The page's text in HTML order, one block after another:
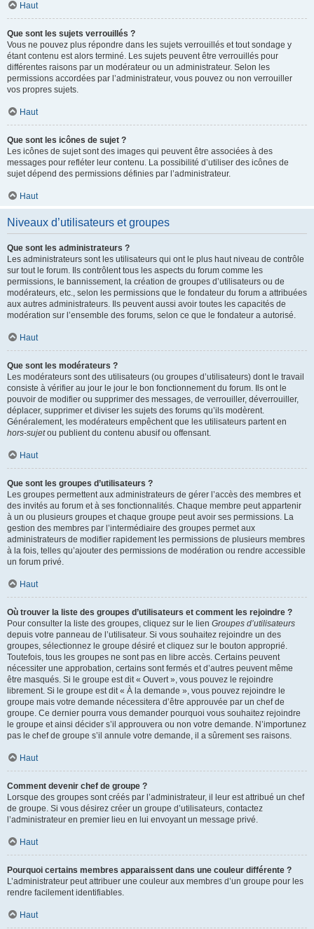
Haut
Que sont les sujets verrouillés ?
Vous ne pouvez plus répondre dans les sujets verrouillés et tout sondage y
étant contenu est alors terminé. Les sujets peuvent être verrouillés pour
différentes raisons par un modérateur ou un administrateur. Selon les
permissions accordées par l’administrateur, vous pouvez ou non verrouiller
vos propres sujets.
Haut
Que sont les icônes de sujet ?
Les icônes de sujet sont des images qui peuvent être associées à des
messages pour refléter leur contenu. La possibilité d’utiliser des icônes de
sujet dépend des permissions définies par l’administrateur.
Haut
Niveaux d’utilisateurs et groupes
Que sont les administrateurs ?
Les administrateurs sont les utilisateurs qui ont le plus haut niveau de contrôle
sur tout le forum. Ils contrôlent tous les aspects du forum comme les
permissions, le bannissement, la création de groupes d’utilisateurs ou de
modérateurs, etc., selon les permissions que le fondateur du forum a attribuées
aux autres administrateurs. Ils peuvent aussi avoir toutes les capacités de
modération sur l’ensemble des forums, selon ce que le fondateur a autorisé.
Haut
Que sont les modérateurs ?
Les modérateurs sont des utilisateurs (ou groupes d’utilisateurs) dont le travail
consiste à vérifier au jour le jour le bon fonctionnement du forum. Ils ont le
pouvoir de modifier ou supprimer des messages, de verrouiller, déverrouiller,
déplacer, supprimer et diviser les sujets des forums qu’ils modèrent.
Généralement, les modérateurs empêchent que les utilisateurs partent en
hors-sujetou publient du contenu abusif ou offensant.
Haut
Que sont les groupes d’utilisateurs ?
Les groupes permettent aux administrateurs de gérer l’accès des membres et
des invités au forum et à ses fonctionnalités. Chaque membre peut appartenir
à un ou plusieurs groupes et chaque groupe peut avoir ses permissions. La
gestion des membres par l’intermédiaire des groupes permet aux
administrateurs de modifier rapidement les permissions de plusieurs membres
à la fois, telles qu’ajouter des permissions de modération ou rendre accessible
un forum privé.
Haut
Où trouver la liste des groupes d’utilisateurs et comment les rejoindre ?
Pour consulter la liste des groupes, cliquez sur le lien Groupes d’utilisateurs
depuis votre panneau de l’utilisateur. Si vous souhaitez rejoindre un des
groupes, sélectionnez le groupe désiré et cliquez sur le bouton approprié.
Toutefois, tous les groupes ne sont pas en libre accès. Certains peuvent
nécessiter une approbation, certains sont fermés et d’autres peuvent même
être masqués. Si le groupe est dit « Ouvert », vous pouvez le rejoindre
librement. Si le groupe est dit « À la demande », vous pouvez rejoindre le
groupe mais votre demande nécessitera d’être approuvée par un chef de
groupe. Ce dernier pourra vous demander pourquoi vous souhaitez rejoindre
le groupe et ainsi décider s’il approuvera ou non votre demande. N’importunez
pas le chef de groupe s’il annule votre demande, il a sûrement ses raisons.
Haut
Comment devenir chef de groupe ?
Lorsque des groupes sont créés par l’administrateur, il leur est attribué un chef
de groupe. Si vous désirez créer un groupe d’utilisateurs, contactez
l’administrateur en premier lieu en lui envoyant un message privé.
Haut
Pourquoi certains membres apparaissent dans une couleur différente ?
L’administrateur peut attribuer une couleur aux membres d’un groupe pour les
rendre facilement identifiables.
Haut